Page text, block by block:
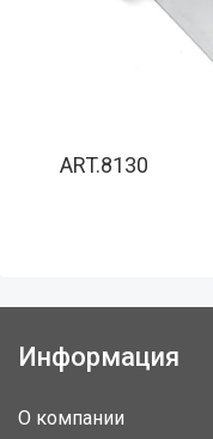
ART.8130
Информация
О компании